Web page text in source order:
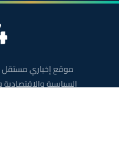
موقع إخباري مستقل
السياسية